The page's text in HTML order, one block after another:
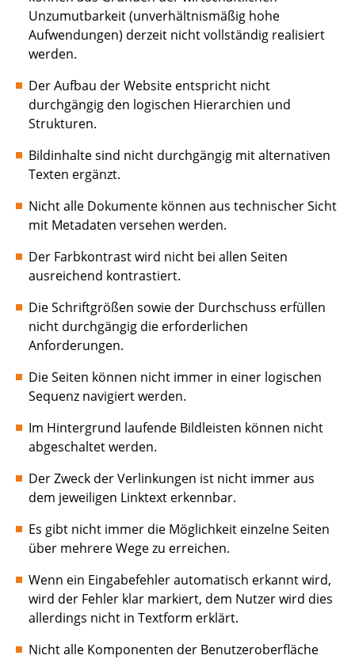
Unzumutbarkeit (unverhältnismäßig hohe
Aufwendungen) derzeit nicht vollständig realisiert
werden.
Der Aufbau der Website entspricht nicht
durchgängig den logischen Hierarchien und
Strukturen.
Bildinhalte sind nicht durchgängig mit alternativen
Texten ergänzt.
Nicht alle Dokumente können aus technischer Sicht
mit Metadaten versehen werden.
Der Farbkontrast wird nicht bei allen Seiten
ausreichend kontrastiert.
Die Schriftgrößen sowie der Durchschuss erfüllen
nicht durchgängig die erforderlichen
Anforderungen.
Die Seiten können nicht immer in einer logischen
Sequenz navigiert werden.
Im Hintergrund laufende Bildleisten können nicht
abgeschaltet werden.
Der Zweck der Verlinkungen ist nicht immer aus
dem jeweiligen Linktext erkennbar.
Es gibt nicht immer die Möglichkeit einzelne Seiten
über mehrere Wege zu erreichen.
Wenn ein Eingabefehler automatisch erkannt wird,
wird der Fehler klar markiert, dem Nutzer wird dies
allerdings nicht in Textform erklärt.
Nicht alle Komponenten der Benutzeroberfläche